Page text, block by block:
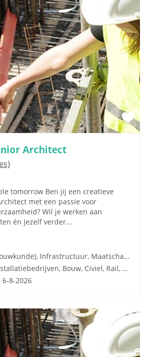
Architect
tomorrow Ben jij een creatieve
met een passie voor
Wil je werken aan
én jezelf verder...
Architectuur (bouwkunde), Infrastructuur, Maatschappij, Techniek
Wegenbouw, Installatiebedrijven, Bouw, Civiel, Rail, Infrastructuren
8-2026